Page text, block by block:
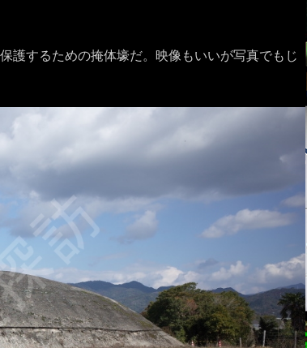
護するための掩体壕だ。映像もいいが写真でもじ